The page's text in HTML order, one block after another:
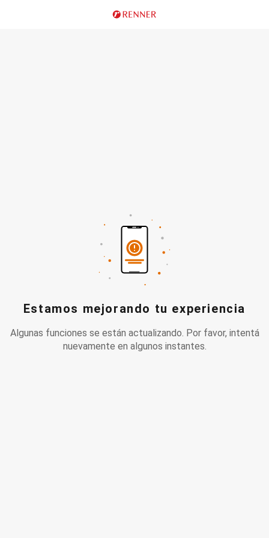
Estamos mejorando tu experiencia
Algunas funciones se están actualizando. Por favor, intentá
nuevamente en algunos instantes.